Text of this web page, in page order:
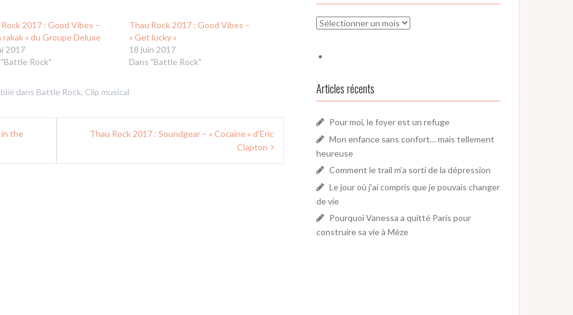
2017 : Good Vibes –
rakak » du Groupe Deluxe
2017
Rock"
Thau Rock 2017 : Good Vibes –
« Get lucky »
18 juin 2017
Dans "Battle Rock"
dans Battle Rock, Clip musical
in the
Thau Rock 2017 : Soundgear – « Cocaïne » d’Eric
Clapton
Archives
Articles récents
Pour moi, le foyer est un refuge
Mon enfance sans confort… mais tellement
heureuse
Comment le trail m’a sorti de la dépression
Le jour où j’ai compris que je pouvais changer
de vie
Pourquoi Vanessa a quitté Paris pour
construire sa vie à Mèze